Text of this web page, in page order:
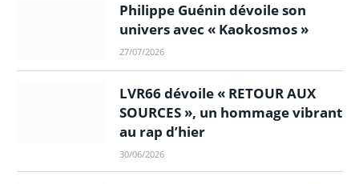
Philippe Guénin dévoile son
univers avec « Kaokosmos »
27/07/2026
LVR66 dévoile « RETOUR AUX
SOURCES », un hommage vibrant
au rap d’hier
30/06/2026